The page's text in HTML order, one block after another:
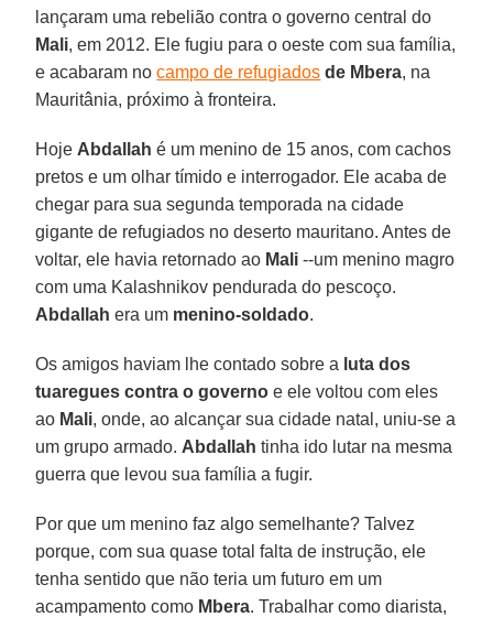
lançaram uma rebelião contra o governo central do
Mali, em 2012. Ele fugiu para o oeste com sua família,
e acabaram nocampo de refugiados de Mbera, na
Mauritânia, próximo à fronteira.
Hoje Abdallah é um menino de 15 anos, com cachos
pretos e um olhar tímido e interrogador. Ele acaba de
chegar para sua segunda temporada na cidade
gigante de refugiados no deserto mauritano. Antes de
voltar, ele havia retornado ao Mali --um menino magro
com uma Kalashnikov pendurada do pescoço.
Abdallah era um menino-soldado.
Os amigos haviam lhe contado sobre a luta dos
tuaregues contra o governo e ele voltou com eles
ao Mali, onde, ao alcançar sua cidade natal, uniu-se a
um grupo armado. Abdallah tinha ido lutar na mesma
guerra que levou sua família a fugir.
Por que um menino faz algo semelhante? Talvez
porque, com sua quase total falta de instrução, ele
tenha sentido que não teria um futuro em um
acampamento como Mbera. Trabalhar como diarista,